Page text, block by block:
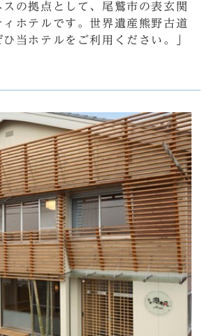
スの拠点として、尾鷲市の表玄関
ィホテルです。世界遺産熊野古道
当ホテルをご利用ください。」